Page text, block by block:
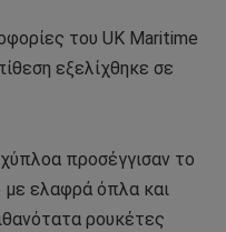
του UK Maritime
εξελίχθηκε σε
προσέγγισαν το
με ελαφρά όπλα και
ρουκέτες